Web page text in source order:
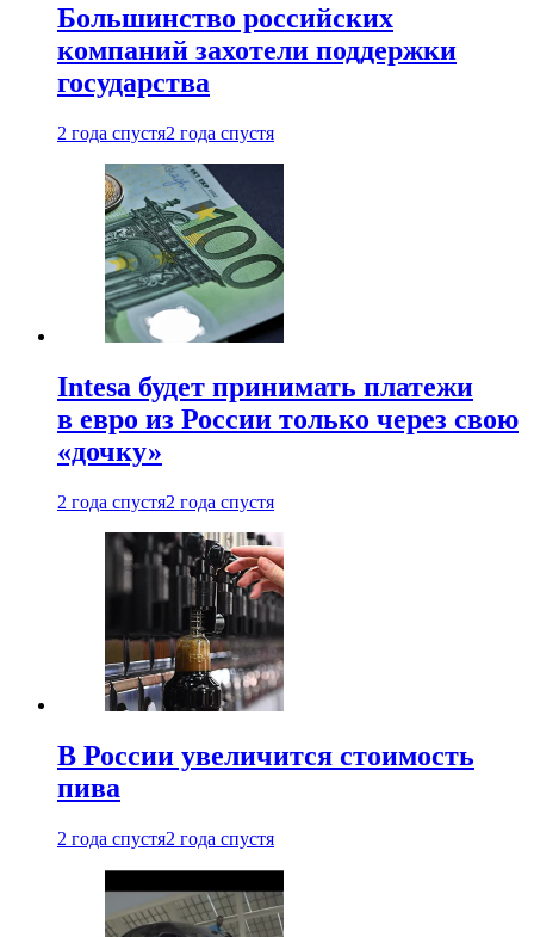
Большинство российских
компаний захотели поддержки
государства
2 года спустя2 года спустя
Intesa будет принимать платежи
в евро из России только через свою
«дочку»
2 года спустя2 года спустя
В России увеличится стоимость
пива
2 года спустя2 года спустя